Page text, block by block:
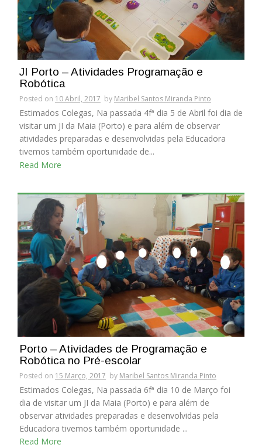
JI Porto – Atividades Programação e
Robótica
Posted on 10 Abril, 2017 by Maribel Santos Miranda Pinto
Estimados Colegas, Na passada 4fª dia 5 de Abril foi dia de
visitar um JI da Maia (Porto) e para além de observar
atividades preparadas e desenvolvidas pela Educadora
tivemos também oportunidade de...
Read More
Porto – Atividades de Programação e
Robótica no Pré-escolar
Posted on 15 Março, 2017 by Maribel Santos Miranda Pinto
Estimados Colegas, Na passada 6fª dia 10 de Março foi
dia de visitar um JI da Maia (Porto) e para além de
observar atividades preparadas e desenvolvidas pela
Educadora tivemos também oportunidade ...
Read More